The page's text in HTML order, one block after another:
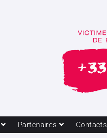
Partenaires Contacts